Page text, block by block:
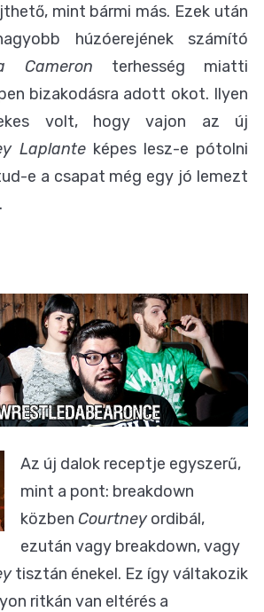
mint bármi más. Ezek után
húzóerejének számító
Cameron terhesség miatti
bizakodásra adott okot. Ilyen
volt, hogy vajon az új
Laplante képes lesz-e pótolni
e a csapat még egy jó lemezt
Az új dalok receptje egyszerű,
mint a pont: breakdown
közben Courtneyordibál,
ezután vagy breakdown, vagy
tisztán énekel. Ez így váltakozik
ritkán van eltérés a